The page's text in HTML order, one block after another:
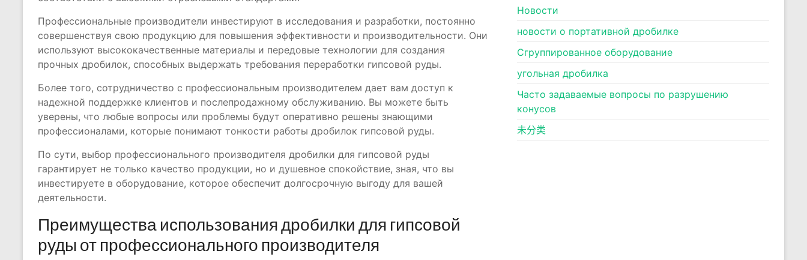
Профессиональные производители инвестируют в исследования и разработки, постоянно
совершенствуя свою продукцию для повышения эффективности и производительности. Они
используют высококачественные материалы и передовые технологии для создания
прочных дробилок, способных выдержать требования переработки гипсовой руды.
Более того, сотрудничество с профессиональным производителем дает вам доступ к
надежной поддержке клиентов и послепродажному обслуживанию. Вы можете быть
уверены, что любые вопросы или проблемы будут оперативно решены знающими
профессионалами, которые понимают тонкости работы дробилок гипсовой руды.
По сути, выбор профессионального производителя дробилки для гипсовой руды
гарантирует не только качество продукции, но и душевное спокойствие, зная, что вы
инвестируете в оборудование, которое обеспечит долгосрочную выгоду для вашей
деятельности.
Преимущества использования дробилки для гипсовой
руды от профессионального производителя
Новости
новости о портативной дробилке
Сгруппированное оборудование
угольная дробилка
Часто задаваемые вопросы по разрушению
конусов
未分类